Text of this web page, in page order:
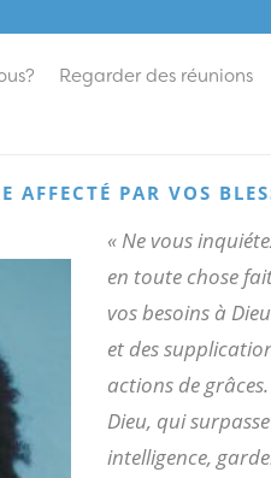
Regarder des réunions
AFFECTÉ PAR VOS
« Ne vous
en toute chose
vos besoins à
et des
actions de
Dieu, qui
intelligence,